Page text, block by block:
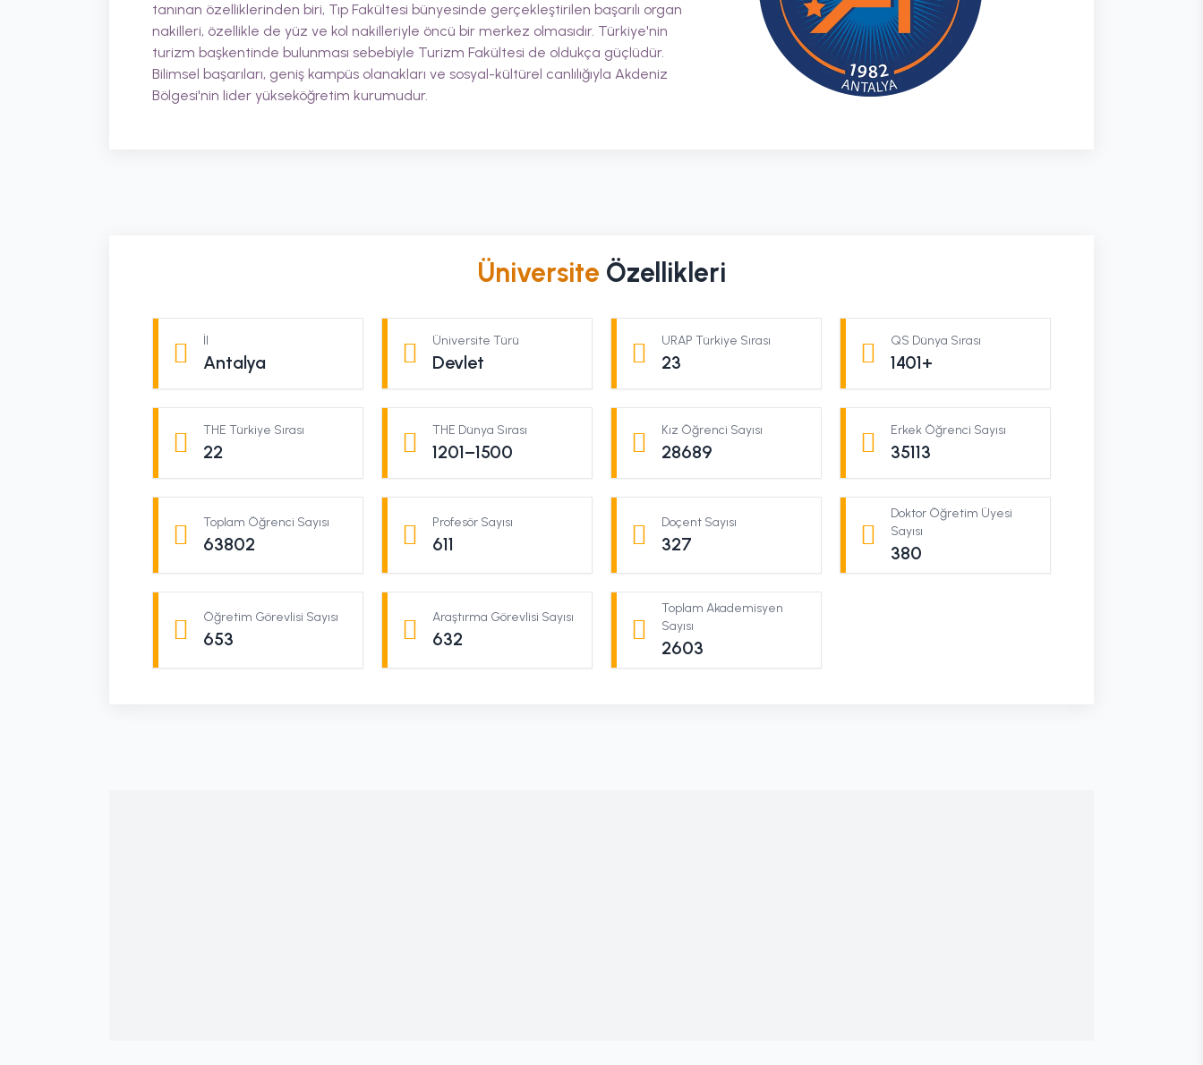
tanınan özelliklerinden biri, Tıp Fakültesi bünyesinde gerçekleştirilen başarılı organ
nakilleri, özellikle de yüz ve kol nakilleriyle öncü bir merkez olmasıdır. Türkiye'nin
turizm başkentinde bulunması sebebiyle Turizm Fakültesi de oldukça güçlüdür.
Bilimsel başarıları, geniş kampüs olanakları ve sosyal-kültürel canlılığıyla Akdeniz
Bölgesi'nin lider yükseköğretim kurumudur.
Üniversite Özellikleri
İl
Antalya
Üniversite Türü
Devlet
URAP Türkiye Sırası
23
QS Dünya Sırası
1401+
THE Türkiye Sırası
22
THE Dünya Sırası
1201–1500
Kız Öğrenci Sayısı
28689
Erkek Öğrenci Sayısı
35113
Toplam Öğrenci Sayısı
63802
Profesör Sayısı
611
Doçent Sayısı
327
Doktor Öğretim Üyesi
Sayısı
380
Öğretim Görevlisi Sayısı
653
Araştırma Görevlisi Sayısı
632
Toplam Akademisyen
Sayısı
2603